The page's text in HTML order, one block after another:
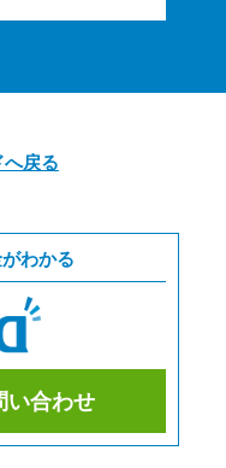
戻る
わかる
い合わせ